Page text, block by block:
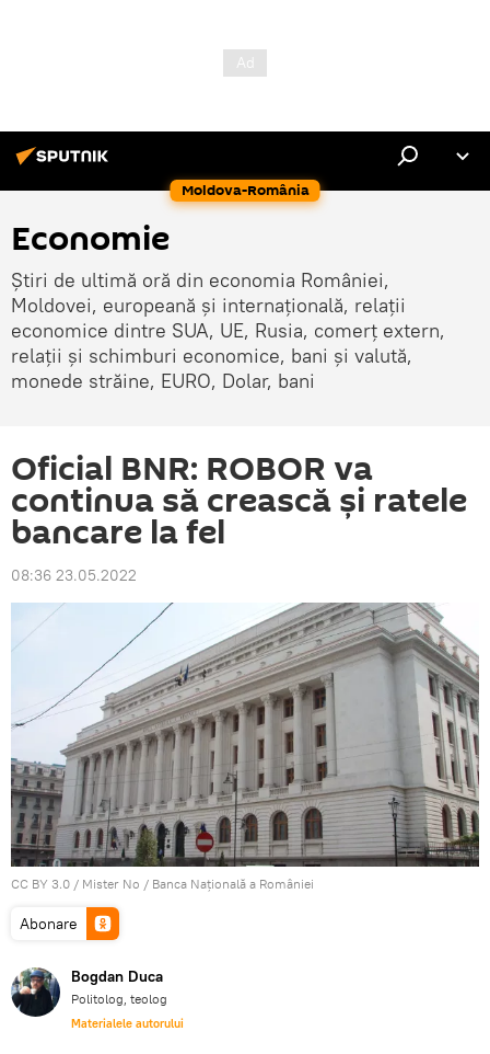
Moldova-România
Economie
Știri de ultimă oră din economia României,
Moldovei, europeană și internațională, relații
economice dintre SUA, UE, Rusia, comerț extern,
relații și schimburi economice, bani și valută,
monede străine, EURO, Dolar, bani
Oficial BNR: ROBOR va
continua să crească și ratele
bancare la fel
08:36 23.05.2022
CC BY 3.0 / Mister No / Banca Naţională a României
Abonare
Bogdan Duca
Politolog, teolog
Materialele autorului